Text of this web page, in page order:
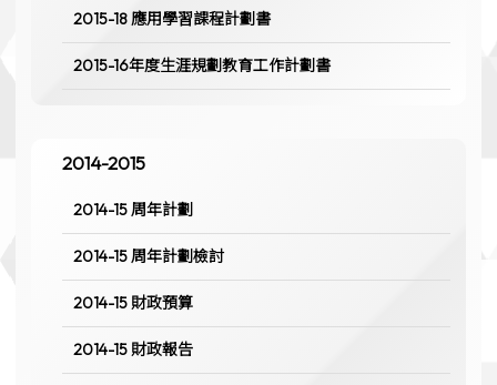
2015-18 應用學習課程計劃書
2015-16年度生涯規劃教育工作計劃書
2014-2015
2014-15 周年計劃
2014-15 周年計劃檢討
2014-15 財政預算
2014-15 財政報告